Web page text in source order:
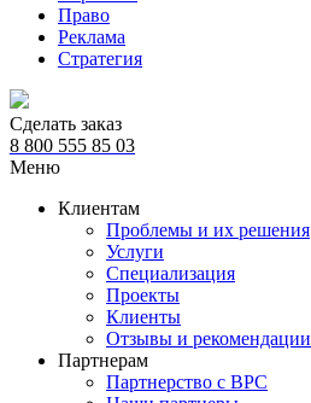
Право
Реклама
Стратегия
Сделать заказ
8 800 555 85 03
Меню
Клиентам
Проблемы и их решения
Услуги
Специализация
Проекты
Клиенты
Отзывы и рекомендации
Партнерам
Партнерство с BPC